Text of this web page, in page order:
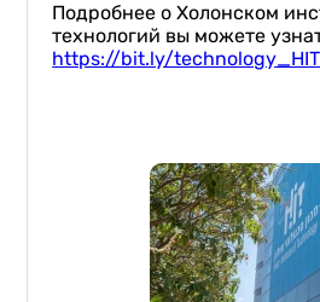
Подробнее о Холонском
технологий вы можете
https://bit.ly/technology_HIT